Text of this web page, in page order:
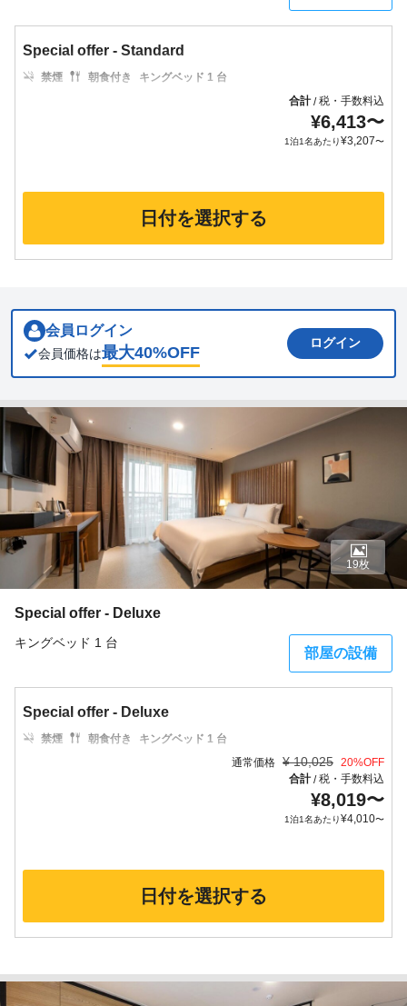
Special offer - Standard
禁煙 朝食付き
キングベッド 1 台
合計/税・手数料込
¥6,413〜
1泊1名あたり¥3,207〜
日付を選択する
会員ログイン
会員価格は最大40%OFF
ログイン
Special offer - Deluxe
キングベッド 1 台
部屋の設備
19枚
Special offer - Deluxe
禁煙 朝食付き
キングベッド 1 台
通常価格 ¥ 10,025 20%OFF
合計/税・手数料込
¥8,019〜
1泊1名あたり¥4,010〜
日付を選択する